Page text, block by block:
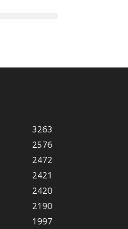
3263
2576
2472
2421
2420
2190
1997